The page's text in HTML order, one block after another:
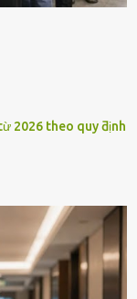
2026 theo quy ƌịnh